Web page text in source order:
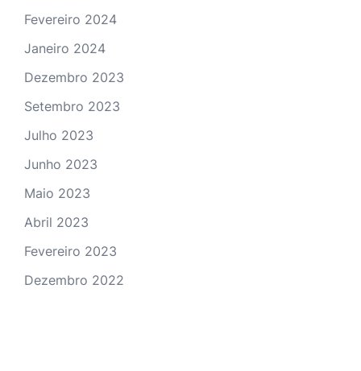
Fevereiro 2024
Janeiro 2024
Dezembro 2023
Setembro 2023
Julho 2023
Junho 2023
Maio 2023
Abril 2023
Fevereiro 2023
Dezembro 2022